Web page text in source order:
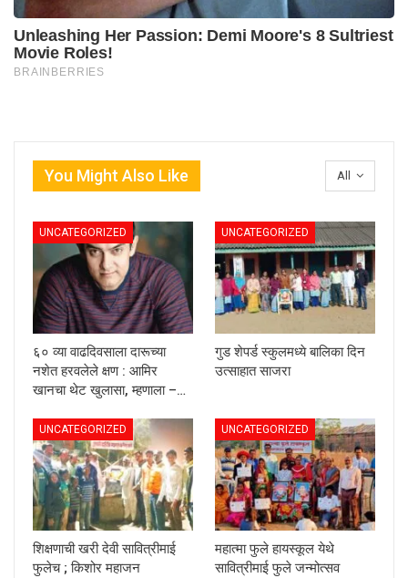
All
You Might Also Like
UNCATEGORIZED
६० व्या वाढदिवसाला दारूच्या
नशेत हरवलेले क्षण : आमिर
खानचा थेट खुलासा, म्हणाला –…
UNCATEGORIZED
गुड शेपर्ड स्कुलमध्ये बालिका दिन
उत्साहात साजरा
UNCATEGORIZED
शिक्षणाची खरी देवी सावित्रीमाई
फुलेच ; किशोर महाजन
UNCATEGORIZED
महात्मा फुले हायस्कूल येथे
सावित्रीमाई फुले जन्मोत्सव